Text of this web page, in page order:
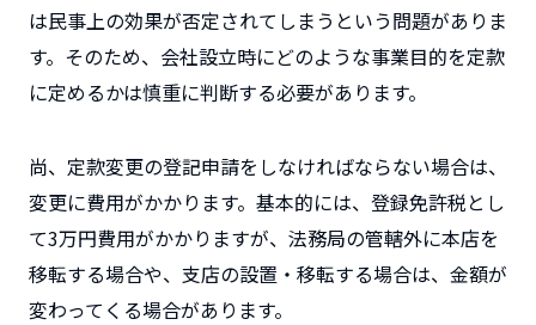
は民事上の効果が否定されてしまうという問題がありま
す。そのため、会社設立時にどのような事業目的を定款
に定めるかは慎重に判断する必要があります。
尚、定款変更の登記申請をしなければならない場合は、
変更に費用がかかります。基本的には、登録免許税とし
て3万円費用がかかりますが、法務局の管轄外に本店を
移転する場合や、支店の設置・移転する場合は、金額が
変わってくる場合があります。